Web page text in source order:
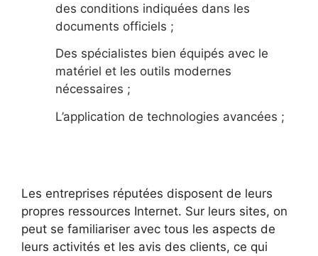
des conditions indiquées dans les
documents officiels ;
Des spécialistes bien équipés avec le
matériel et les outils modernes
nécessaires ;
L’application de technologies avancées ;
Les entreprises réputées disposent de leurs
propres ressources Internet. Sur leurs sites, on
peut se familiariser avec tous les aspects de
leurs activités et les avis des clients, ce qui